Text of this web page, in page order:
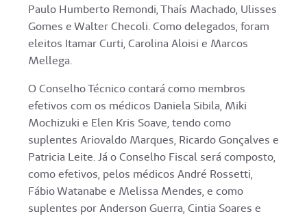
Paulo Humberto Remondi, Thaís Machado, Ulisses
Gomes e Walter Checoli. Como delegados, foram
eleitos Itamar Curti, Carolina Aloisi e Marcos
Mellega.
O Conselho Técnico contará como membros
efetivos com os médicos Daniela Sibila, Miki
Mochizuki e Elen Kris Soave, tendo como
suplentes Ariovaldo Marques, Ricardo Gonçalves e
Patricia Leite. Já o Conselho Fiscal será composto,
como efetivos, pelos médicos André Rossetti,
Fábio Watanabe e Melissa Mendes, e como
suplentes por Anderson Guerra, Cintia Soares e